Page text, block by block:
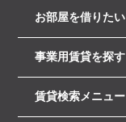
お部屋を借りたい
事業用賃貸を探す
賃貸検索メニュー